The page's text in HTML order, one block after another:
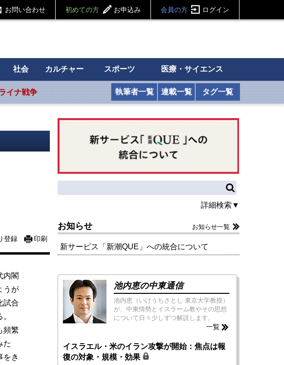
お問い合わせ 初めての方 お申込み 会員の方 ログイン
社会 カルチャー スポーツ 医療・サイエンス
イナ戦争 執筆者一覧 連載一覧 タグ一覧
登録 印刷
内閣
うが
試合
。
頻繁
た
をき
詳細検索▼
お知らせ お知らせ一覧
新サービス「新潮QUE」への統合について
池内恵の中東通信
池内恵（いけうちさとし 東京大学教授）
が、中東情勢とイスラーム教やその思想
について日々少しずつ解説します。
一覧
イスラエル・米のイラン攻撃が開始：焦点は報
復の対象・規模・効果